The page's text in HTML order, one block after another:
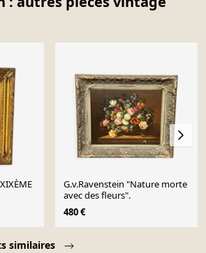
similaires
G.v.Ravenstein "Nature morte
avec des fleurs".
480 €